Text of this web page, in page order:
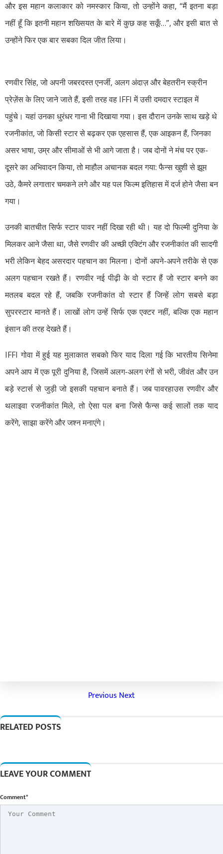
और इस महान कलाकार को नमस्कार किया, तो उन्होंने कहा, “मैं इतना बड़ा
नहीं हूँ कि इतनी महान शख्सियत के बारे में कुछ कह सकूँ…”, और इसी बात से
उन्होंने फिर एक बार सबका दिल जीत लिया।
रणवीर सिंह, जो अपनी जबरदस्त एनर्जी, अलग अंदाज़ और बेहतरीन स्क्रीन
प्रेज़ेंस के लिए जाने जाते हैं, इसी तरह वह IFFI में उसी दमदार स्टाइल में
पहुंचे। यहां उनका धुरंधर गाना भी दिखाया गया। इस दौरान उनके साथ खड़े थे
रजनीकांत, जो किसी स्टार से बढ़कर एक एहसास हैं, एक आइकन हैं, जिनका
असर भाषा, उम्र और सीमाओं से भी आगे जाता है। जब दोनों ने मंच पर एक-
दूसरे का अभिवादन किया, तो माहौल अचानक बदल गया: फैन्स खुशी से झूम
उठे, कैमरे लगातार चमकने लगे और यह पल फिल्म इतिहास में दर्ज होने जैसा बन
गया।
उनकी बातचीत सिर्फ स्टार पावर नहीं दिखा रही थी। यह दो फिल्मी दुनिया के
मिलकर आने जैसा था, जैसे रणवीर की अच्छी एक्टिंग और रजनीकांत की सादगी
भरी लेकिन बेहद असरदार पहचान का मिलना। दोनों अपने-अपने तरीके से एक
अलग पहचान रखते हैं। रणवीर नई पीढ़ी के वो स्टार हैं जो स्टार बनने का
मतलब बदल रहे हैं, जबकि रजनीकांत वो स्टार हैं जिन्हें लोग सबसे बड़ा
सुपरस्टार मानते हैं। लाखों लोग उन्हें सिर्फ एक एक्टर नहीं, बल्कि एक महान
इंसान की तरह देखते हैं।
IFFI गोवा में हुई यह मुलाकात सबको फिर याद दिला गई कि भारतीय सिनेमा
अपने आप में एक पूरी दुनिया है, जिसमें अलग-अलग रंगों से भरी, जीवंत और उन
बड़े स्टार्स से जुड़ी जो इसकी पहचान बनाते हैं। जब पावरहाउस रणवीर और
थलाइवा रजनीकांत मिले, तो ऐसा पल बना जिसे फैन्स कई सालों तक याद
करेंगे, साझा करेंगे और जश्न मनाएंगे।
Previous Next
RELATED POSTS
LEAVE YOUR COMMENT
Comment*